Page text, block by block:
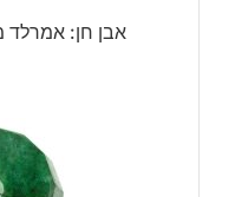
אבן חן: אמרלד